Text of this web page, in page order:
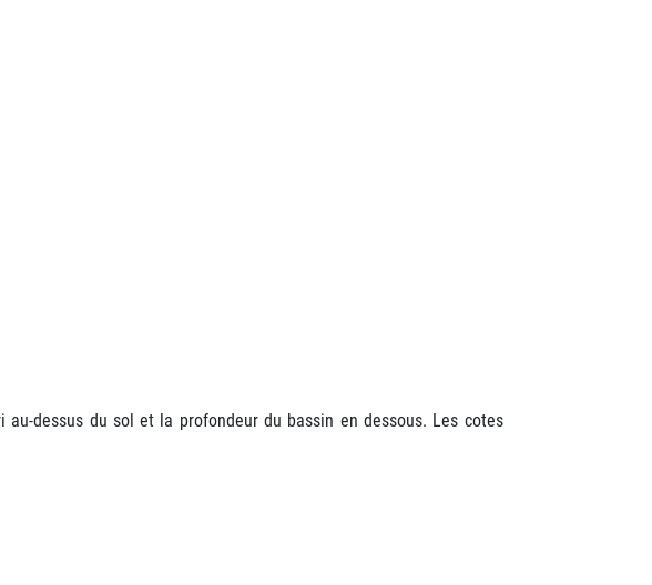
dessus du sol et la profondeur du bassin en dessous. Les cotes